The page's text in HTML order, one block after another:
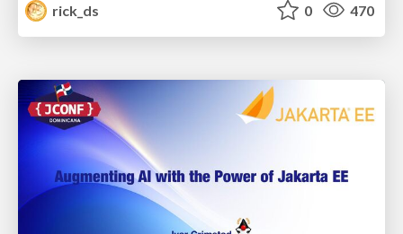
rick_ds
0 470